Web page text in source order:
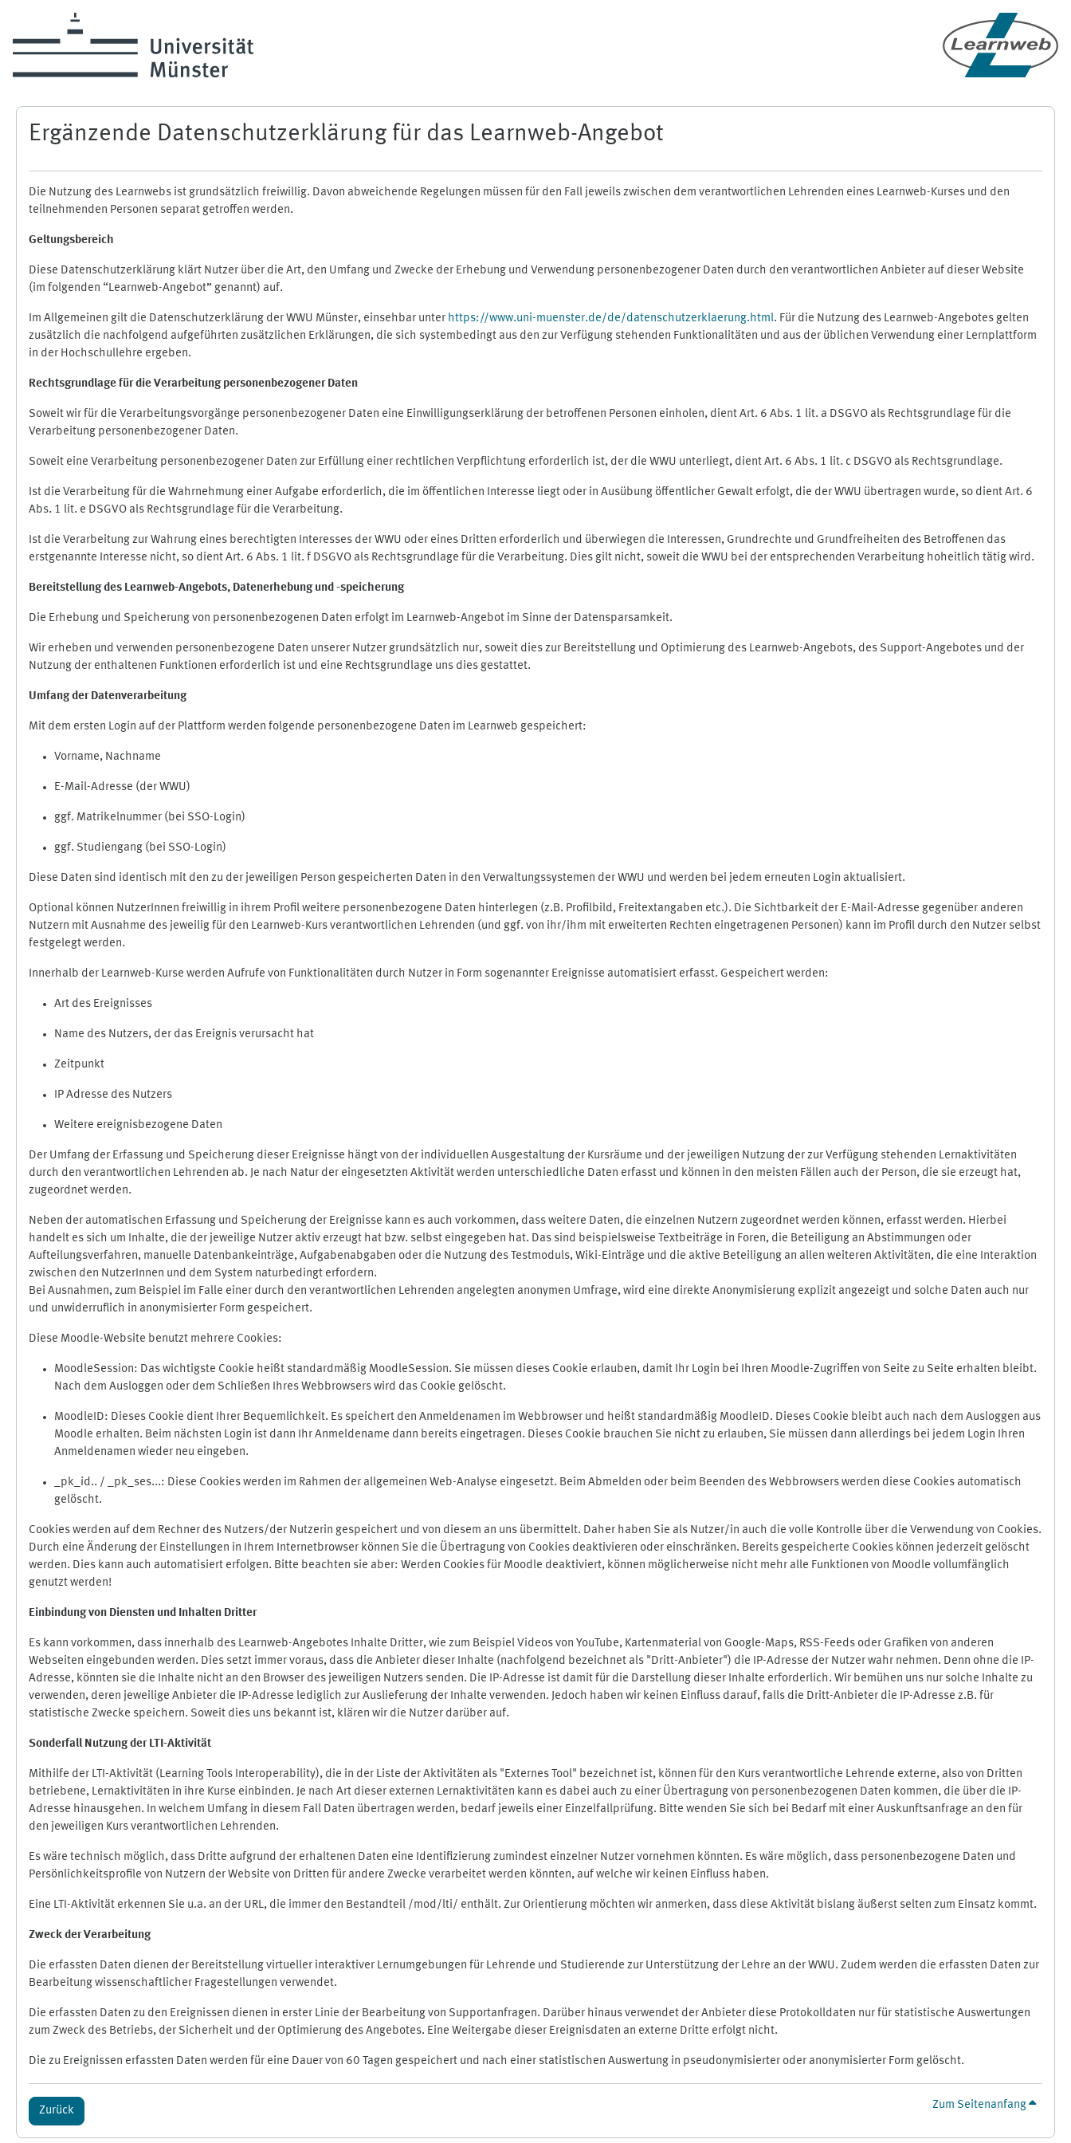
Ergänzende Datenschutzerklärung für das Learnweb-Angebot
Die Nutzung des Learnwebs ist grundsätzlich freiwillig. Davon abweichende Regelungen müssen für den Fall jeweils zwischen dem verantwortlichen Lehrenden eines Learnweb-Kurses und den
teilnehmenden Personen separat getroffen werden.
Geltungsbereich
Diese Datenschutzerklärung klärt Nutzer über die Art, den Umfang und Zwecke der Erhebung und Verwendung personenbezogener Daten durch den verantwortlichen Anbieter auf dieser Website
(im folgenden “Learnweb-Angebot” genannt) auf.
Im Allgemeinen gilt die Datenschutzerklärung der WWU Münster, einsehbar unter https://www.uni-muenster.de/de/datenschutzerklaerung.html. Für die Nutzung des Learnweb-Angebotes gelten
zusätzlich die nachfolgend aufgeführten zusätzlichen Erklärungen, die sich systembedingt aus den zur Verfügung stehenden Funktionalitäten und aus der üblichen Verwendung einer Lernplattform
in der Hochschullehre ergeben.
Rechtsgrundlage für die Verarbeitung personenbezogener Daten
Soweit wir für die Verarbeitungsvorgänge personenbezogener Daten eine Einwilligungserklärung der betroffenen Personen einholen, dient Art. 6 Abs. 1 lit. a DSGVO als Rechtsgrundlage für die
Verarbeitung personenbezogener Daten.
Soweit eine Verarbeitung personenbezogener Daten zur Erfüllung einer rechtlichen Verpflichtung erforderlich ist, der die WWU unterliegt, dient Art. 6 Abs. 1 lit. c DSGVO als Rechtsgrundlage.
Ist die Verarbeitung für die Wahrnehmung einer Aufgabe erforderlich, die im öffentlichen Interesse liegt oder in Ausübung öffentlicher Gewalt erfolgt, die der WWU übertragen wurde, so dient Art. 6
Abs. 1 lit. e DSGVO als Rechtsgrundlage für die Verarbeitung.
Ist die Verarbeitung zur Wahrung eines berechtigten Interesses der WWU oder eines Dritten erforderlich und überwiegen die Interessen, Grundrechte und Grundfreiheiten des Betroffenen das
erstgenannte Interesse nicht, so dient Art. 6 Abs. 1 lit. f DSGVO als Rechtsgrundlage für die Verarbeitung. Dies gilt nicht, soweit die WWU bei der entsprechenden Verarbeitung hoheitlich tätig wird.
Bereitstellung des Learnweb-Angebots, Datenerhebung und -speicherung
Die Erhebung und Speicherung von personenbezogenen Daten erfolgt im Learnweb-Angebot im Sinne der Datensparsamkeit.
Wir erheben und verwenden personenbezogene Daten unserer Nutzer grundsätzlich nur, soweit dies zur Bereitstellung und Optimierung des Learnweb-Angebots, des Support-Angebotes und der
Nutzung der enthaltenen Funktionen erforderlich ist und eine Rechtsgrundlage uns dies gestattet.
Umfang der Datenverarbeitung
Mit dem ersten Login auf der Plattform werden folgende personenbezogene Daten im Learnweb gespeichert:
Vorname, Nachname
E-Mail-Adresse (der WWU)
ggf. Matrikelnummer (bei SSO-Login)
ggf. Studiengang (bei SSO-Login)
Diese Daten sind identisch mit den zu der jeweiligen Person gespeicherten Daten in den Verwaltungssystemen der WWU und werden bei jedem erneuten Login aktualisiert.
Optional können NutzerInnen freiwillig in ihrem Profil weitere personenbezogene Daten hinterlegen (z.B. Profilbild, Freitextangaben etc.). Die Sichtbarkeit der E-Mail-Adresse gegenüber anderen
Nutzern mit Ausnahme des jeweilig für den Learnweb-Kurs verantwortlichen Lehrenden (und ggf. von ihr/ihm mit erweiterten Rechten eingetragenen Personen) kann im Profil durch den Nutzer selbst
festgelegt werden.
Innerhalb der Learnweb-Kurse werden Aufrufe von Funktionalitäten durch Nutzer in Form sogenannter Ereignisse automatisiert erfasst. Gespeichert werden:
Art des Ereignisses
Name des Nutzers, der das Ereignis verursacht hat
Zeitpunkt
IP Adresse des Nutzers
Weitere ereignisbezogene Daten
Der Umfang der Erfassung und Speicherung dieser Ereignisse hängt von der individuellen Ausgestaltung der Kursräume und der jeweiligen Nutzung der zur Verfügung stehenden Lernaktivitäten
durch den verantwortlichen Lehrenden ab. Je nach Natur der eingesetzten Aktivität werden unterschiedliche Daten erfasst und können in den meisten Fällen auch der Person, die sie erzeugt hat,
zugeordnet werden.
Neben der automatischen Erfassung und Speicherung der Ereignisse kann es auch vorkommen, dass weitere Daten, die einzelnen Nutzern zugeordnet werden können, erfasst werden. Hierbei
handelt es sich um Inhalte, die der jeweilige Nutzer aktiv erzeugt hat bzw. selbst eingegeben hat. Das sind beispielsweise Textbeiträge in Foren, die Beteiligung an Abstimmungen oder
Aufteilungsverfahren, manuelle Datenbankeinträge, Aufgabenabgaben oder die Nutzung des Testmoduls, Wiki-Einträge und die aktive Beteiligung an allen weiteren Aktivitäten, die eine Interaktion
zwischen den NutzerInnen und dem System naturbedingt erfordern.
Bei Ausnahmen, zum Beispiel im Falle einer durch den verantwortlichen Lehrenden angelegten anonymen Umfrage, wird eine direkte Anonymisierung explizit angezeigt und solche Daten auch nur
und unwiderruflich in anonymisierter Form gespeichert.
Diese Moodle-Website benutzt mehrere Cookies:
MoodleSession: Das wichtigste Cookie heißt standardmäßig MoodleSession. Sie müssen dieses Cookie erlauben, damit Ihr Login bei Ihren Moodle-Zugriffen von Seite zu Seite erhalten bleibt.
Nach dem Ausloggen oder dem Schließen Ihres Webbrowsers wird das Cookie gelöscht.
MoodleID: Dieses Cookie dient Ihrer Bequemlichkeit. Es speichert den Anmeldenamen im Webbrowser und heißt standardmäßig MoodleID. Dieses Cookie bleibt auch nach dem Ausloggen aus
Moodle erhalten. Beim nächsten Login ist dann Ihr Anmeldename dann bereits eingetragen. Dieses Cookie brauchen Sie nicht zu erlauben, Sie müssen dann allerdings bei jedem Login Ihren
Anmeldenamen wieder neu eingeben.
_pk_id.. / _pk_ses...: Diese Cookies werden im Rahmen der allgemeinen Web-Analyse eingesetzt. Beim Abmelden oder beim Beenden des Webbrowsers werden diese Cookies automatisch
gelöscht.
Cookies werden auf dem Rechner des Nutzers/der Nutzerin gespeichert und von diesem an uns übermittelt. Daher haben Sie als Nutzer/in auch die volle Kontrolle über die Verwendung von Cookies.
Durch eine Änderung der Einstellungen in Ihrem Internetbrowser können Sie die Übertragung von Cookies deaktivieren oder einschränken. Bereits gespeicherte Cookies können jederzeit gelöscht
werden. Dies kann auch automatisiert erfolgen. Bitte beachten sie aber: Werden Cookies für Moodle deaktiviert, können möglicherweise nicht mehr alle Funktionen von Moodle vollumfänglich
genutzt werden!
Einbindung von Diensten und Inhalten Dritter
Es kann vorkommen, dass innerhalb des Learnweb-Angebotes Inhalte Dritter, wie zum Beispiel Videos von YouTube, Kartenmaterial von Google-Maps, RSS-Feeds oder Grafiken von anderen
Webseiten eingebunden werden. Dies setzt immer voraus, dass die Anbieter dieser Inhalte (nachfolgend bezeichnet als "Dritt-Anbieter") die IP-Adresse der Nutzer wahr nehmen. Denn ohne die IP-
Adresse, könnten sie die Inhalte nicht an den Browser des jeweiligen Nutzers senden. Die IP-Adresse ist damit für die Darstellung dieser Inhalte erforderlich. Wir bemühen uns nur solche Inhalte zu
verwenden, deren jeweilige Anbieter die IP-Adresse lediglich zur Auslieferung der Inhalte verwenden. Jedoch haben wir keinen Einfluss darauf, falls die Dritt-Anbieter die IP-Adresse z.B. für
statistische Zwecke speichern. Soweit dies uns bekannt ist, klären wir die Nutzer darüber auf.
Sonderfall Nutzung der LTI-Aktivität
Mithilfe der LTI-Aktivität (Learning Tools Interoperability), die in der Liste der Aktivitäten als "Externes Tool" bezeichnet ist, können für den Kurs verantwortliche Lehrende externe, also von Dritten
betriebene, Lernaktivitäten in ihre Kurse einbinden. Je nach Art dieser externen Lernaktivitäten kann es dabei auch zu einer Übertragung von personenbezogenen Daten kommen, die über die IP-
Adresse hinausgehen. In welchem Umfang in diesem Fall Daten übertragen werden, bedarf jeweils einer Einzelfallprüfung. Bitte wenden Sie sich bei Bedarf mit einer Auskunftsanfrage an den für
den jeweiligen Kurs verantwortlichen Lehrenden.
Es wäre technisch möglich, dass Dritte aufgrund der erhaltenen Daten eine Identifizierung zumindest einzelner Nutzer vornehmen könnten. Es wäre möglich, dass personenbezogene Daten und
Persönlichkeitsprofile von Nutzern der Website von Dritten für andere Zwecke verarbeitet werden könnten, auf welche wir keinen Einfluss haben.
Eine LTI-Aktivität erkennen Sie u.a. an der URL, die immer den Bestandteil /mod/lti/ enthält. Zur Orientierung möchten wir anmerken, dass diese Aktivität bislang äußerst selten zum Einsatz kommt.
Zweck der Verarbeitung
Die erfassten Daten dienen der Bereitstellung virtueller interaktiver Lernumgebungen für Lehrende und Studierende zur Unterstützung der Lehre an der WWU. Zudem werden die erfassten Daten zur
Bearbeitung wissenschaftlicher Fragestellungen verwendet.
Die erfassten Daten zu den Ereignissen dienen in erster Linie der Bearbeitung von Supportanfragen. Darüber hinaus verwendet der Anbieter diese Protokolldaten nur für statistische Auswertungen
zum Zweck des Betriebs, der Sicherheit und der Optimierung des Angebotes. Eine Weitergabe dieser Ereignisdaten an externe Dritte erfolgt nicht.
Die zu Ereignissen erfassten Daten werden für eine Dauer von 60 Tagen gespeichert und nach einer statistischen Auswertung in pseudonymisierter oder anonymisierter Form gelöscht.
Zurück Zum Seitenanfang